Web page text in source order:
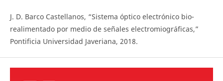
J. D. Barco Castellanos, “Sistema óptico electrónico bio-
realimentado por medio de señales electromiográficas,”
Pontificia Universidad Javeriana, 2018.